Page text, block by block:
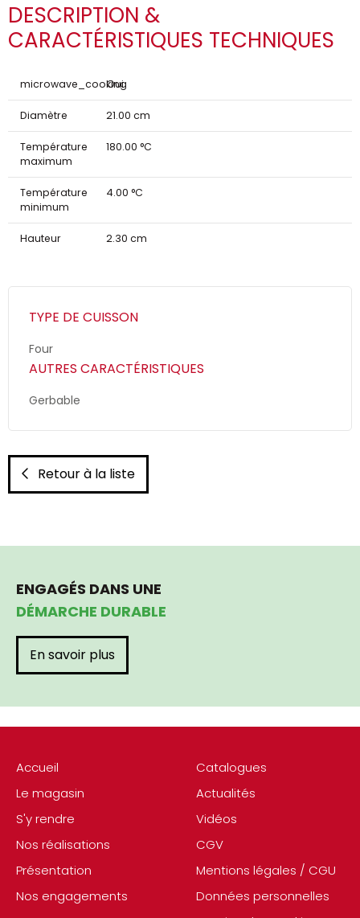
DESCRIPTION &
CARACTÉRISTIQUES TECHNIQUES
microwave_cooking
Oui
Diamètre 21.00 cm
Température
maximum
180.00 °C
Température
minimum
4.00 °C
Hauteur 2.30 cm
TYPE DE CUISSON
Four
AUTRES CARACTÉRISTIQUES
Gerbable
Retour à la liste
Accueil
Le magasin
S'y rendre
Nos réalisations
Présentation
Nos engagements
Catalogues
Actualités
Vidéos
CGV
Mentions légales / CGU
Données personnelles
ENGAGÉS DANS UNE
DÉMARCHE DURABLE
En savoir plus